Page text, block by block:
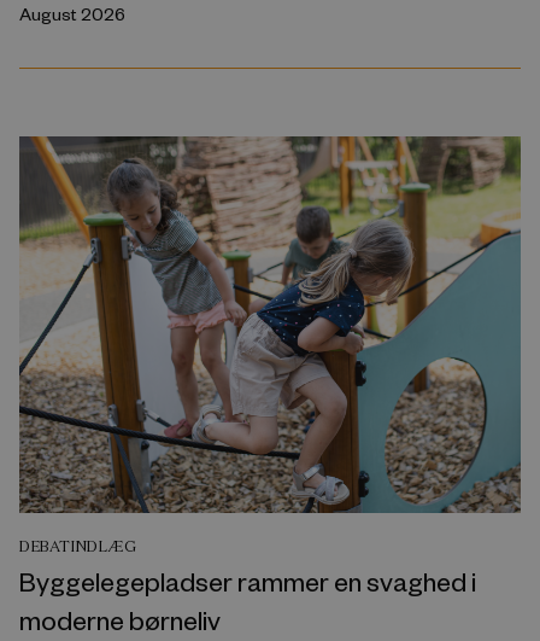
August 2026
DEBATINDLÆG
Byggelegepladser rammer en svaghed i
moderne børneliv